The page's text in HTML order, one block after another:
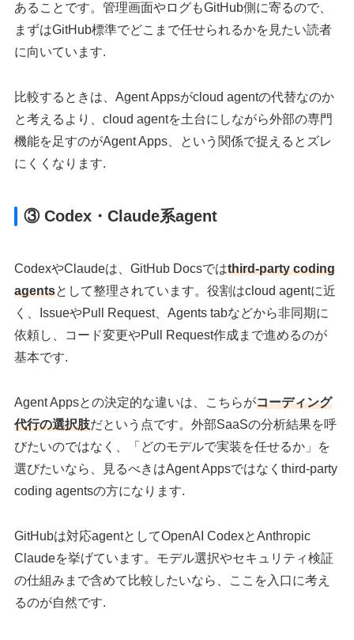
あることです。管理画面やログもGitHub側に寄るので、
まずはGitHub標準でどこまで任せられるかを見たい読者
に向いています.
比較するときは、Agent Appsがcloud agentの代替なのか
と考えるより、cloud agentを土台にしながら外部の専門
機能を足すのがAgent Apps、という関係で捉えるとズレ
にくくなります.
③ Codex・Claude系agent
CodexやClaudeは、GitHub Docsではthird-party coding
agentsとして整理されています。役割はcloud agentに近
く、IssueやPull Request、Agents tabなどから非同期に
依頼し、コード変更やPull Request作成まで進めるのが
基本です.
Agent Appsとの決定的な違いは、こちらがコーディング
代行の選択肢だという点です。外部SaaSの分析結果を呼
びたいのではなく、「どのモデルで実装を任せるか」を
選びたいなら、見るべきはAgent Appsではなくthird-party
coding agentsの方になります.
GitHubは対応agentとしてOpenAI CodexとAnthropic
Claudeを挙げています。モデル選択やセキュリティ検証
の仕組みまで含めて比較したいなら、ここを入口に考え
るのが自然です.